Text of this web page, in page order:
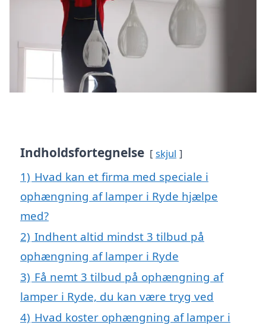
Indholdsfortegnelse skjul
1) Hvad kan et firma med speciale i
ophængning af lamper i Ryde hjælpe
med?
2) Indhent altid mindst 3 tilbud på
ophængning af lamper i Ryde
3) Få nemt 3 tilbud på ophængning af
lamper i Ryde, du kan være tryg ved
4) Hvad koster ophængning af lamper i